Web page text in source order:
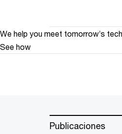
We help you meet tomorrow’s
See how
Publicaciones